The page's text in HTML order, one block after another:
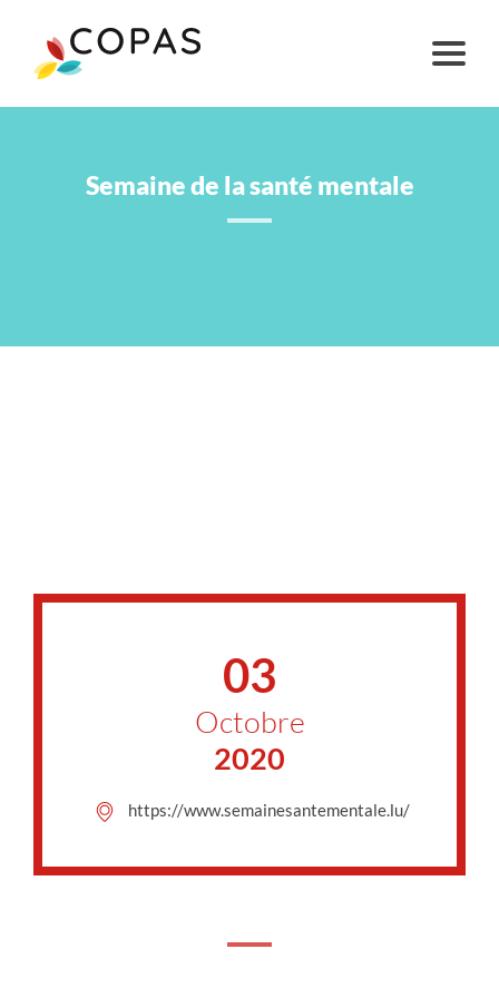
Semaine de la santé mentale
03
Octobre
2020
https://www.semainesantementale.lu/